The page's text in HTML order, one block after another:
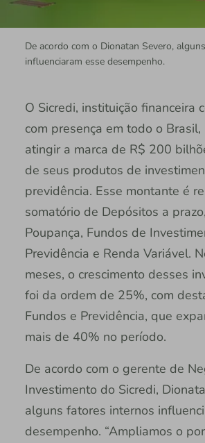
De acordo com o Dionatan Severo,
influenciaram esse desempenho.
O Sicredi, instituição financeira
com presença em todo o Brasil,
atingir a marca de R$ 200
de seus produtos de
previdência. Esse montante é
somatório de Depósitos a
Poupança, Fundos de
Previdência e Renda Variável.
meses, o crescimento desses
foi da ordem de 25%, com
Fundos e Previdência, que
mais de 40% no período.
De acordo com o gerente de
Investimento do Sicredi,
alguns fatores internos
desempenho. “Ampliamos o